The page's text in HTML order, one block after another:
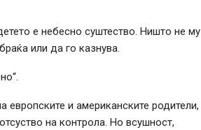
е небесно суштество. Ништо не му
или да го казнува.
европските и американските родители,
на контрола. Но всушност,